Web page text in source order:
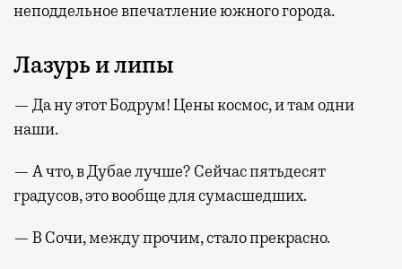
неподдельное впечатление южного города.
Лазурь и липы
— Да ну этот Бодрум! Цены космос, и там одни
наши.
— А что, в Дубае лучше? Сейчас пятьдесят
градусов, это вообще для сумасшедших.
— В Сочи, между прочим, стало прекрасно.